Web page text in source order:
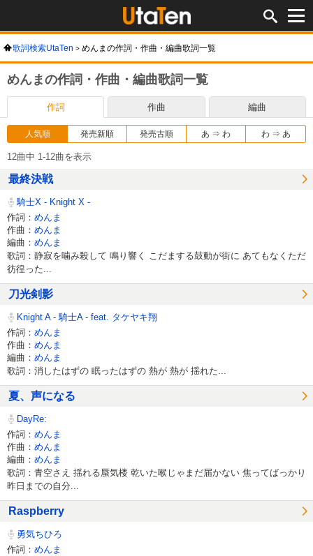
歌詞検索UtaTen めんまの作詞・作曲・編曲歌詞一覧
めんまの作詞・作曲・編曲歌詞一覧
作詞 作曲 編曲
人気順 発売新順 発売古順 あ ⇒ わ わ ⇒ あ
12曲中 1-12曲を表示
最終決戦
騎士X - Knight X -
作詞： めんま
作曲： めんま
編曲： めんま
歌詞：静寂を噛み殺して 鳴り響く こだまする鼓動が街に あてもなくただ
彷徨った...
刀光剣影
Knight A - 騎士A - feat. タケヤキ翔
作詞： めんま
作曲： めんま
編曲： めんま
歌詞：消したはずの 眠ったはずの 熱が 熱が 揺れた...
夏、声になる
DayRe:
作詞： めんま
作曲： めんま
編曲： めんま
歌詞：青空さえ 揺れる蜃気楼 乾いた喉じゃまだ届かない 焦ってばっかり
昨日までの自分...
Raspberry
勇気ちひろ
作詞： めんま